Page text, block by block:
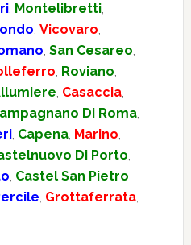
, Montelibretti,
, Vicovaro,
, San Cesareo,
, Roviano,
, Casaccia,
Di Roma,
, Capena, Marino,
Di Porto,
, Castel San Pietro
, Grottaferrata,